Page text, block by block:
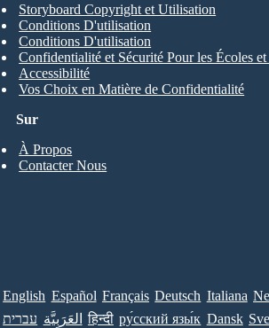
Sur
À Propos
Contacter Nous
Storyboard Copyright et Utilisation
Conditions D'utilisation
Conditions D'utilisation
Confidentialité et Sécurité Pour les Écoles
Accessibilité
Vos Choix en Matière de Confidentialité
English Español Français Deutsch Italiana
עברית العَرَبِيَّة हिन्दी ру́сский язы́к Dansk